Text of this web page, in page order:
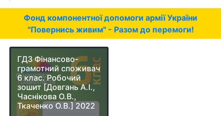
Фонд компонентної допомоги армії України
"Повернись живим" - Разом до перемоги!
ГДЗ Фінансово-
грамотний споживач
6 клас. Робочий
зошит [Довгань А.І.,
Часнікова О.В.,
Ткаченко О.В.] 2022